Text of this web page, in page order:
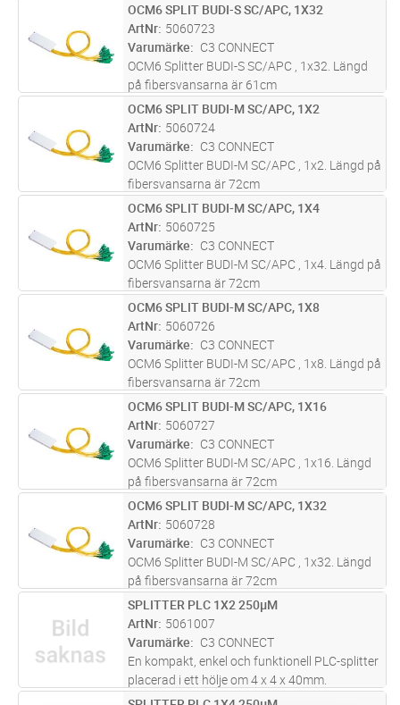
ST Lägg i kundvagn
OCM6 SPLIT BUDI-S SC/APC, 1X32
ArtNr 5060723
Varumärke
C3 CONNECT
OCM6 Splitter BUDI-S SC/APC , 1x32. Längd
på fibersvansarna är 61cm
ST Lägg i kundvagn
OCM6 SPLIT BUDI-M SC/APC, 1X2
ArtNr 5060724
Varumärke
C3 CONNECT
OCM6 Splitter BUDI-M SC/APC , 1x2. Längd på
fibersvansarna är 72cm
ST Lägg i kundvagn
OCM6 SPLIT BUDI-M SC/APC, 1X4
ArtNr 5060725
Varumärke
C3 CONNECT
OCM6 Splitter BUDI-M SC/APC , 1x4. Längd på
fibersvansarna är 72cm
ST Lägg i kundvagn
OCM6 SPLIT BUDI-M SC/APC, 1X8
ArtNr 5060726
Varumärke
C3 CONNECT
OCM6 Splitter BUDI-M SC/APC , 1x8. Längd på
fibersvansarna är 72cm
ST Lägg i kundvagn
OCM6 SPLIT BUDI-M SC/APC, 1X16
ArtNr 5060727
Varumärke
C3 CONNECT
OCM6 Splitter BUDI-M SC/APC , 1x16. Längd
på fibersvansarna är 72cm
ST Lägg i kundvagn
OCM6 SPLIT BUDI-M SC/APC, 1X32
ArtNr 5060728
Varumärke
C3 CONNECT
OCM6 Splitter BUDI-M SC/APC , 1x32. Längd
på fibersvansarna är 72cm
ST Lägg i kundvagn
SPLITTER PLC 1X2 250µM
ArtNr 5061007
Varumärke
C3 CONNECT
En kompakt, enkel och funktionell PLC-splitter
placerad i ett hölje om 4 x 4 x 40mm.
Kapacitet 1x2 (en fiber in, två fiber ut) med